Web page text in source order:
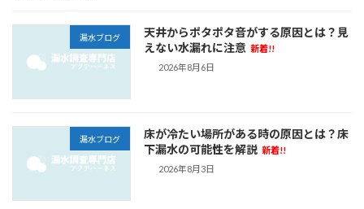
漏水ブログ
天井からポタポタ音がする原因とは？見
えない水漏れに注意 新着!!
2026年8月6日
漏水ブログ
床が冷たい場所がある時の原因とは？床
下漏水の可能性を解説 新着!!
2026年8月3日